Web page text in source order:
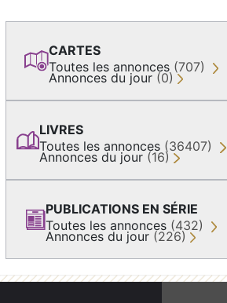
CARTES
Toutes les annonces (707)
Annonces du jour (0)
LIVRES
Toutes les annonces (36407)
Annonces du jour (16)
PUBLICATIONS EN SÉRIE
Toutes les annonces (432)
Annonces du jour (226)